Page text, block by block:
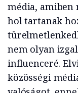
média, amiben
hol tartanak
nem olyan
influenceré.
közösségi